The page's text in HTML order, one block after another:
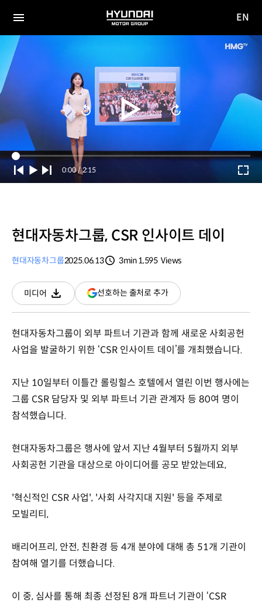
전체
HYUNDAI
MOTOR
사이
EN
Current
Time
0:00 / Duration
2:15
현대자동차그룹, CSR 인사이트 데이
현대자동차그룹2025.06.13
3min1,595 Views
미디어
다운로드
선호하는 출처로 추가(새
창
현대자동차그룹이 외부 파트너 기관과 함께 새로운 사회공헌
사업을 발굴하기 위한 ‘CSR 인사이트 데이’를 개최했습니다.
지난 10일부터 이틀간 롤링힐스 호텔에서 열린 이번 행사에는
그룹 CSR 담당자 및 외부 파트너 기관 관계자 등 80여 명이
참석했습니다.
현대자동차그룹은 행사에 앞서 지난 4월부터 5월까지 외부
사회공헌 기관을 대상으로 아이디어를 공모 받았는데요,
'혁신적인 CSR 사업', '사회 사각지대 지원' 등을 주제로
모빌리티,
배리어프리, 안전, 친환경 등 4개 분야에 대해 총 51개 기관이
참여해 열기를 더했습니다.
이 중, 심사를 통해 최종 선정된 8개 파트너 기관이 ‘CSR